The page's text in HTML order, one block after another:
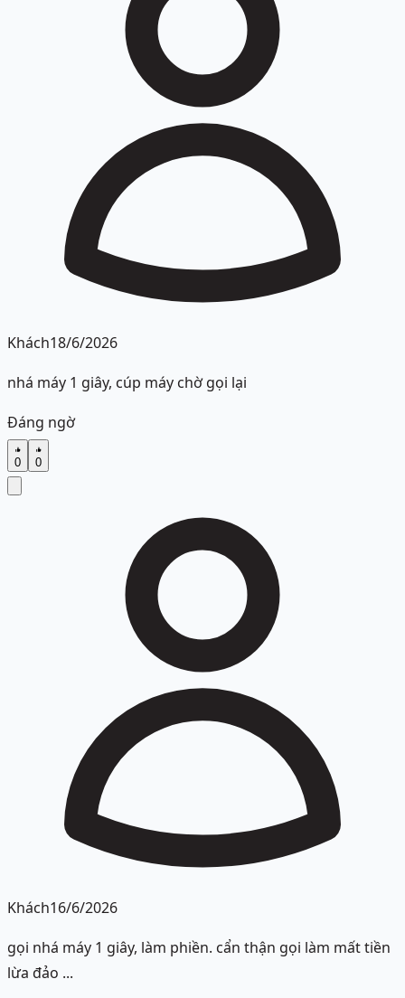
Khách18/6/2026
nhá máy 1 giây, cúp máy chờ gọi lại
Đáng ngờ
0 0
Khách16/6/2026
gọi nhá máy 1 giây, làm phiền. cẩn thận gọi làm mất tiền
lừa đảo ...